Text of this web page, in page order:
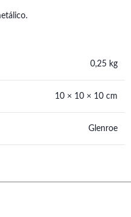
0,25 kg
10 × 10 × 10 cm
Glenroe